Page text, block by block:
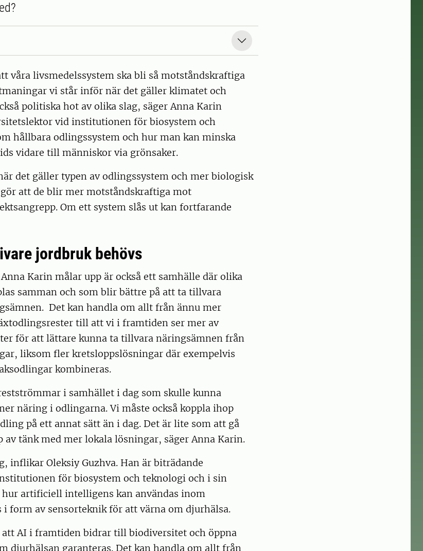
våra livsmedelssystem ska bli så motståndskraftiga
vi står inför när det gäller klimatet och
politiska hot av olika slag, säger Anna Karin
vid institutionen för biosystem och
hållbara odlingssystem och hur man kan minska
vidare till människor via grönsaker.
det gäller typen av odlingssystem och mer biologisk
att de blir mer motståndskraftiga mot
Om ett system slås ut kan fortfarande
jordbruk behövs
Karin målar upp är också ett samhälle där olika
samman och som blir bättre på att ta tillvara
Det kan handla om allt från ännu mer
till att vi i framtiden ser mer av
för att lättare kunna ta tillvara näringsämnen från
liksom fler kretsloppslösningar där exempelvis
kombineras.
i samhället i dag som skulle kunna
näring i odlingarna. Vi måste också koppla ihop
på ett annat sätt än i dag. Det är lite som att gå
tänk med mer lokala lösningar, säger Anna Karin.
inflikar Oleksiy Guzhva. Han är biträdande
för biosystem och teknologi och i sin
artificiell intelligens kan användas inom
form av sensorteknik för att värna om djurhälsa.
AI i framtiden bidrar till biodiversitet och öppna
djurhälsan garanteras. Det kan handla om allt från